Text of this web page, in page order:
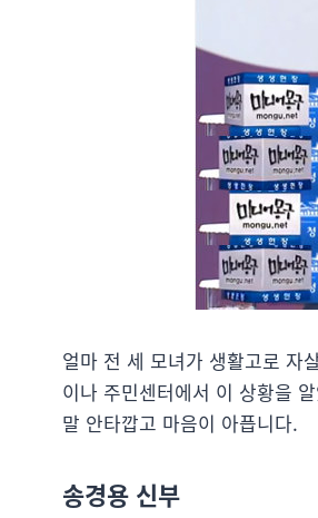
얼마 전 세 모녀가 생활고로 자
이나 주민센터에서 이 상황을
말 안타깝고 마음이 아픕니다.
송경용 신부